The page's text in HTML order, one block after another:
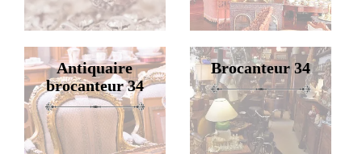
Antiquaire
brocanteur 34
Brocanteur 34